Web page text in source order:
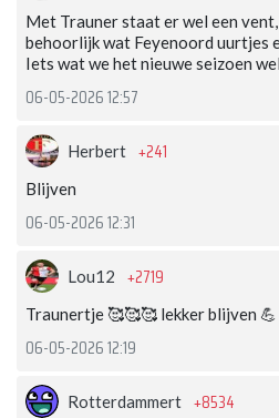
Met Trauner staat er wel een
behoorlijk wat Feyenoord uurtjes
Iets wat we het nieuwe seizoen
06-05-2026 12:57
Herbert +241
Blijven
06-05-2026 12:31
Lou12 +2719
Traunertje 🥰🥰🥰 lekker blijven 💪
06-05-2026 12:19
Rotterdammert +8534